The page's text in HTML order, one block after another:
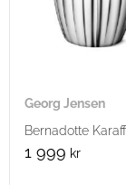
Georg Jensen
Bernadotte Karaff
1 999 kr